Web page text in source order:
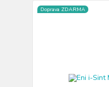
Doprava ZDARMA